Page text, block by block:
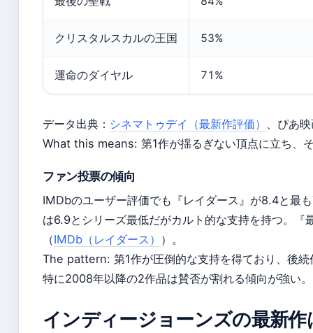
クリスタルスカルの王国 53%
運命のダイヤル 71%
データ出典： シネマトゥデイ（最新作評価）
、ぴあ
What this means: 第1作が揺るぎない頂点に立ち、
ファン投票の傾向
IMDbのユーザー評価でも『レイダース』が8.4と最
は6.9とシリーズ最低だがカルト的な支持を持つ。
（IMDb（レイダース） ）。
The pattern: 第1作が圧倒的な支持を得ており、後続
特に2008年以降の2作品は賛否が割れる傾向が強い。
インディージョーンズの最新